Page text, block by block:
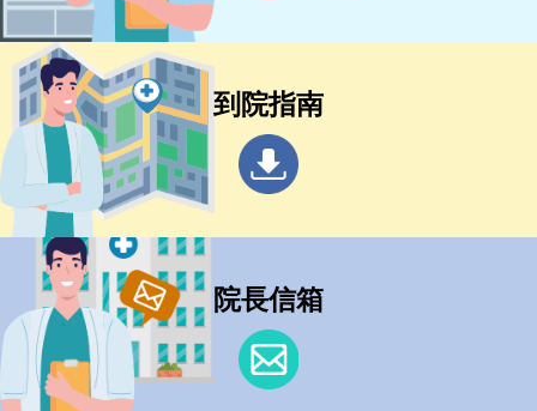
到院指南
院長信箱